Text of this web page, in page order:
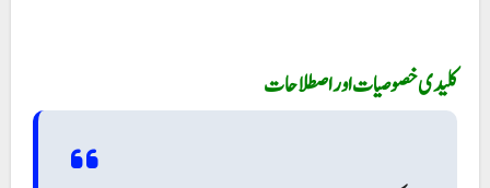
کلیدی خصوصیات اور اصطلاحات